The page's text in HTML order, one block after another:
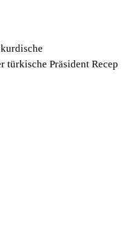
türkische Präsident Recep